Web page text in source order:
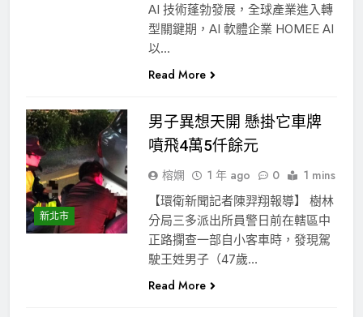
AI 技術蓬勃發展，全球產業進入轉
型關鍵期，AI 軟體企業 HOMEE AI
以…
Read More
新北市
男子異想天開 懸掛它車牌
噴飛4萬5仟餘元
榕嫻 1 年 ago 0 1 mins
【環衛新聞記者陳羿翔報導】 樹林
分局三多派出所員警日前在轄區中
正路攔查一部自小客車時，發現駕
駛王姓男子（47歲…
Read More